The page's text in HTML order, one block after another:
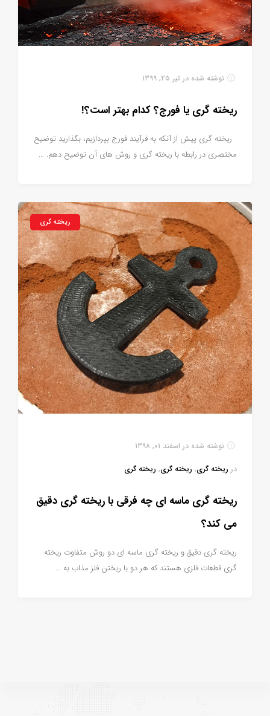
نوشته شده در تیر ۲۵, ۱۳۹۹
ریخته گری یا فورج؟ کدام بهتر است؟!
ریخته گری پیش از آنکه به فرآیند فورج بپردازیم، بگذارید توضیح
مختصری در رابطه با ریخته گری و روش های آن توضیح دهم. ...
ریخته گری
نوشته شده در اسفند ۰۱, ۱۳۹۸
در ریخته گری, ریخته گری, ریخته گری
ریخته گری ماسه ای چه فرقی با ریخته گری دقیق
می کند؟
ریخته ‌گری دقیق و ریخته گری ماسه ای دو روش متفاوت ریخته
‌گری قطعات فلزی هستند که هر دو با ریختن فلز مذاب به ...